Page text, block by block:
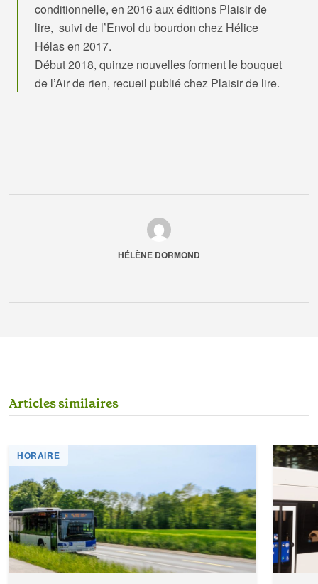
conditionnelle, en 2016 aux éditions Plaisir de
lire, suivi de l’Envol du bourdon chez Hélice
Hélas en 2017.
Début 2018, quinze nouvelles forment le bouquet
de l’Air de rien, recueil publié chez Plaisir de lire.
HÉLÈNE DORMOND
Articlessimilaires
HORAIRE